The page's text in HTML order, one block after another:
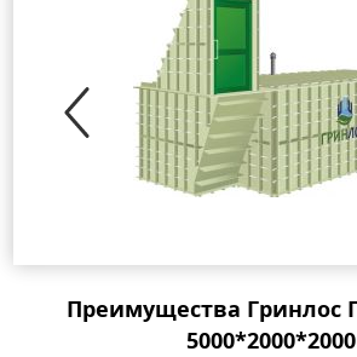
Преимущества Гринлос
5000*2000*2000